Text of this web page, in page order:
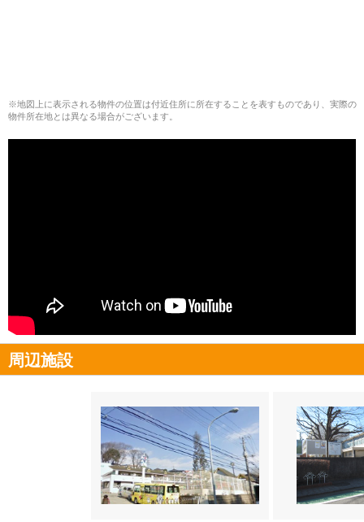
※地図上に表示される物件の位置は付近住所に所在することを表すものであり、実際の
物件所在地とは異なる場合がございます。
周辺施設